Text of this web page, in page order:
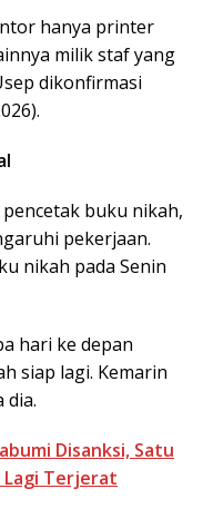
hanya printer
milik staf yang
dikonfirmasi
buku nikah,
pekerjaan.
nikah pada Senin
hari ke depan
siap lagi. Kemarin
dia.
Disanksi, Satu
Lagi Terjerat